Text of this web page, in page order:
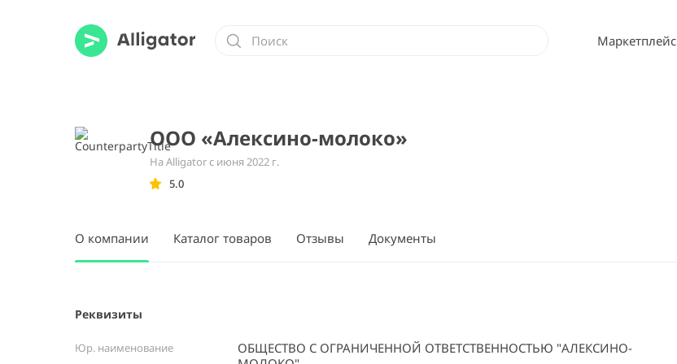
Маркетплейс
ООО «Алексино-молоко»
На Alligator с июня 2022 г.
5.0
О компании Каталог товаров Отзывы Документы
Реквизиты
Юр. наименование
ОБЩЕСТВО С ОГРАНИЧЕННОЙ ОТВЕТСТВЕННОСТЬЮ "АЛЕКСИНО-